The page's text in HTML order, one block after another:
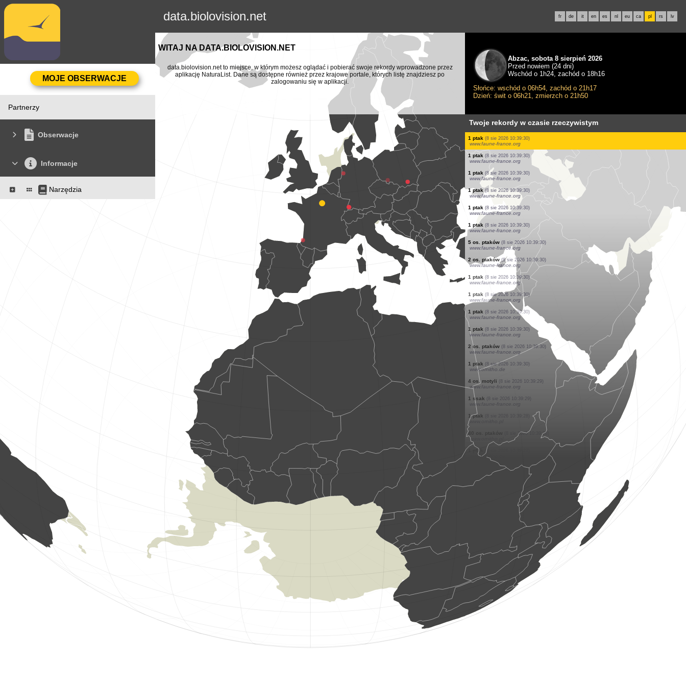
data.biolovision.net fr de it en es nl eu ca pl rs lv
Partnerzy
Obserwacje
Informacje
Narzędzia
WITAJ NA DATA.BIOLOVISION.NET
data.biolovision.net to miejsce, w którym możesz oglądać i pobierać swoje rekordy wprowadzone przez
aplikację NaturaList. Dane są dostępne również przez krajowe portale, których listę znajdziesz po
zalogowaniu się w aplikacji.
Abzac, sobota 8 sierpień 2026
Przed nowiem (24 dni)
Wschód o 1h24, zachód o 18h16
Słońce: wschód o 06h54, zachód o 21h17
Dzień: świt o 06h21, zmierzch o 21h50
Twoje rekordy w czasie rzeczywistym
1 ptak (8 sie 2026 10:39:30)
www.faune-france.org
1 ptak (8 sie 2026 10:39:30)
www.faune-france.org
1 ptak (8 sie 2026 10:39:30)
www.faune-france.org
3 os. ptaków (8 sie 2026 10:39:30)
www.faune-france.org
1 ptak (8 sie 2026 10:39:30)
www.faune-france.org
1 ptak (8 sie 2026 10:39:30)
www.faune-france.org
1 ptak (8 sie 2026 10:39:30)
www.faune-france.org
1 ptak (8 sie 2026 10:39:30)
www.faune-france.org
1 ptak (8 sie 2026 10:39:30)
www.faune-france.org
1 ptak (8 sie 2026 10:39:30)
www.faune-france.org
1 ptak (8 sie 2026 10:39:30)
www.faune-france.org
1 ptak (8 sie 2026 10:39:30)
www.faune-france.org
1 ptak (8 sie 2026 10:39:30)
www.faune-france.org
5 os. ptaków (8 sie 2026 10:39:30)
www.faune-france.org
2 os. ptaków (8 sie 2026 10:39:30)
www.faune-france.org
1 ptak (8 sie 2026 10:39:30)
www.faune-france.org
1 ptak
www.faune-france.org
1 ptak (8 sie 2026 10:39:30)
www.faune-france.org
1 ptak (8 sie 2026 10:39:30)
www.faune-france.org
(8 sie 2026 10:39:30)
www.faune-france.org
1 ptak (8 sie 2026 10:39:30)
(8 sie 2026 10:39:29)
www.faune-france.org
(8 sie 2026 10:39:29)
(8 sie 2026 10:39:28)
40 os. ptaków (8 sie 2026 10:39:28)
www.ornitho.pl
(8 sie 2026 10:39:27)
www.ornitho.de
(8 sie 2026 10:39:27)
www.ornitho.de
3 os. ptaków
www.ornitho.pl